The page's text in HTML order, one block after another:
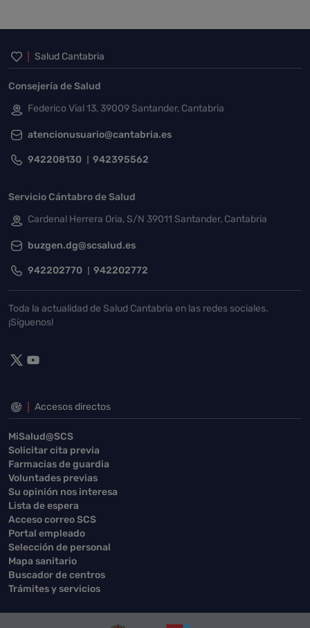
Inicio del pie de página
Salud Cantabria
Consejería de Salud
Federico Vial 13, 39009 Santander, Cantabria
atencionusuario@cantabria.es
942208130 942395562
Servicio Cántabro de Salud
Cardenal Herrera Oria, S/N 39011 Santander, Cantabria
buzgen.dg@scsalud.es
942202770 942202772
Toda la actualidad de Salud Cantabria en las redes sociales.
¡Síguenos!
Accesos directos
MiSalud@SCS
Solicitar cita previa
Farmacias de guardia
Voluntades previas
Su opinión nos interesa
Lista de espera
Acceso correo SCS
Portal empleado
Selección de personal
Mapa sanitario
Buscador de centros
Trámites y servicios